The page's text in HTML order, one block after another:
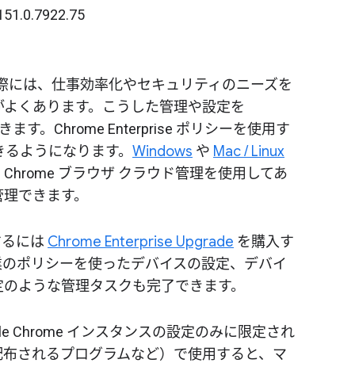
は、仕事効率化やセキュリティのニーズを
くあります。こうした管理や設定を
ます。Chrome Enterprise ポリシーを使用す
ようになります。 Windows や Mac / Linux
ブラウザ クラウド管理を使用してあ
できます。
には Chrome Enterprise Upgrade を購入す
ポリシーを使ったデバイスの設定、デバイ
ような管理タスクも完了できます。
Chrome インスタンスの設定のみに限定され
されるプログラムなど）で使用すると、マ